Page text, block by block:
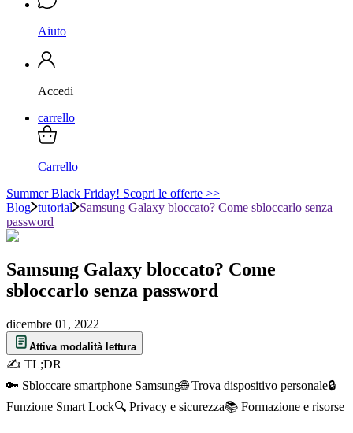
Aiuto
Accedi
carrello
Carrello
Summer Black Friday! Scopri le offerte >>
Blog tutorial
Samsung Galaxy bloccato? Come sbloccarlo senza
password
Samsung Galaxy bloccato? Come
sbloccarlo senza password
dicembre 01, 2022
Attiva modalità lettura
✍ TL;DR
🔑 Sbloccare smartphone Samsung🌐 Trova dispositivo personale🔒
Funzione Smart Lock🔍 Privacy e sicurezza📚 Formazione e risorse